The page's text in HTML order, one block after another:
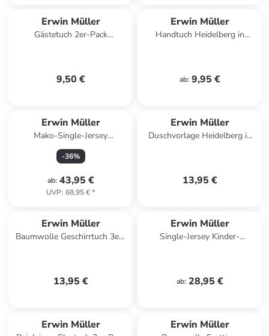
Erwin Müller
Gästetuch 2er-Pack
9,50 €
Erwin Müller
Handtuch Heidelberg in
ab: 9,95 €
Erwin Müller
Mako-Single-Jersey
Bettwäsche in ocker-gelb
-36%
ab: 43,95 €
UVP: 68,95 €*
Erwin Müller
Duschvorlage Heidelberg in
13,95 €
Erwin Müller
Baumwolle Geschirrtuch 3er-
13,95 €
Erwin Müller
Single-Jersey Kinder-
ab: 28,95 €
Erwin Müller Erwin Müller